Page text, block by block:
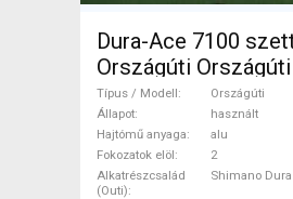
Dura-Ace 7100
Országúti
Triatlon Alkatrész,
Hajtásrendszer
Ace shimano outi
ELADÓ
Típus / Modell
Országúti
Állapot
használt
Hajtómű anyaga
alu
Fokozatok elöl
2
Alkatrészcsalád
(Outi)
Shimano